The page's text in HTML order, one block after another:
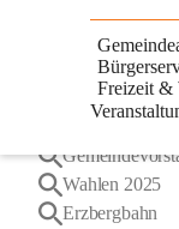
Freizeit &
Häufige
Wahlen 2025
Erzbergbahn